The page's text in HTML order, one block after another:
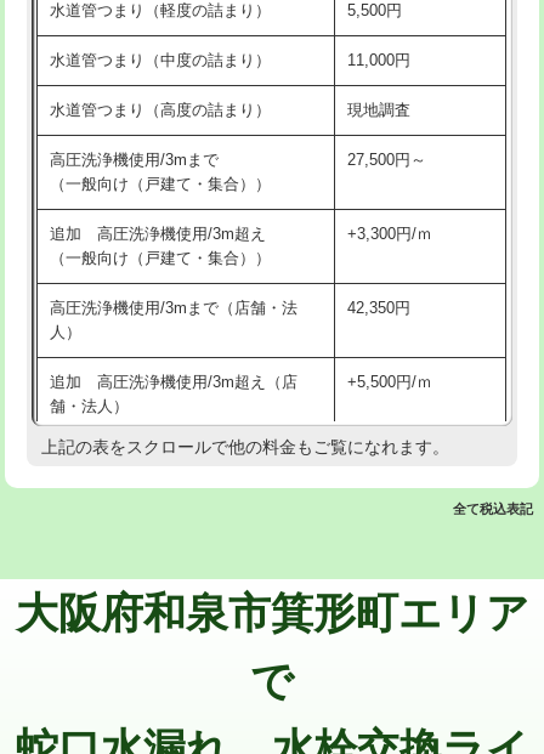
洗面台設置 38,500円
化粧台設置 22,000円
追加人工 16,500円
廃棄・処分 現場見積
※給水管工事は20mmまでの価格です。
交換・取付(排水栓・排水トラップ
22,000円+材料費
持込商品取付（混合水栓）
持込商品取付（浄水器・分岐水栓） 16,500円
業）
排水管工事（追加 排水管工事/3ｍ超
え）
マス交換（土の掘削・埋め戻し作業） 11,000円~
マス交換（深さ50㎝以上） 66,000円
コンクリート斫り（厚さ10㎝超え）
モルタル補修（厚さ10㎝まで） 27,500円
水道管つまり（軽度の詰まり） 5,500円
水道管つまり（中度の詰まり） 11,000円
水道管つまり（高度の詰まり） 現地調査
高圧洗浄機使用/3mまで
（一般向け（戸建て・集合））
27,500円～
追加 高圧洗浄機使用/3m超え
（一般向け（戸建て・集合））
+3,300円/ｍ
高圧洗浄機使用/3mまで（店舗・法
人）
42,350円
追加 高圧洗浄機使用/3m超え（店
舗・法人）
+5,500円/ｍ
高度高圧洗浄換 現地調査
追加トーラー機使用/3m超え +3,300円
上記の表をスクロールで他の料金もご覧になれます。
全て税込表記
大阪府和泉市箕形町エリア
で